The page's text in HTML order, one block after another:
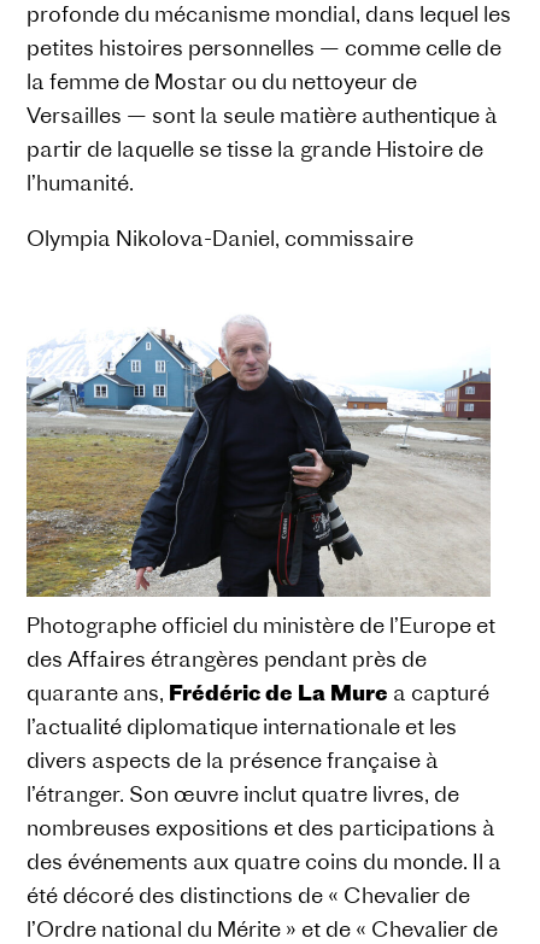
profonde du mécanisme mondial, dans lequel les
petites histoires personnelles — comme celle de
la femme de Mostar ou du nettoyeur de
Versailles — sont la seule matière authentique à
partir de laquelle se tisse la grande Histoire de
l’humanité.
Olympia Nikolova-Daniel, commissaire
Photographe officiel du ministère de l’Europe et
des Affaires étrangères pendant près de
quarante ans, Frédéric de La Mure a capturé
l’actualité diplomatique internationale et les
divers aspects de la présence française à
l’étranger. Son œuvre inclut quatre livres, de
nombreuses expositions et des participations à
des événements aux quatre coins du monde. Il a
été décoré des distinctions de « Chevalier de
l’Ordre national du Mérite » et de « Chevalier de